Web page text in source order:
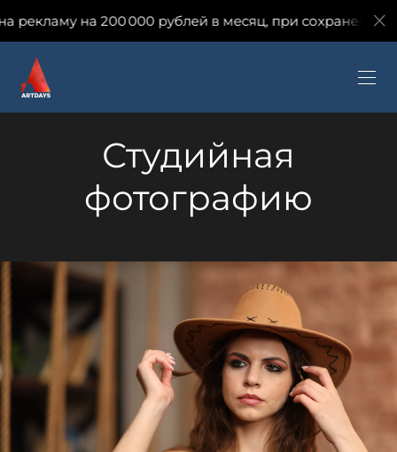
рублей в месяц, при сохранении количества
Студийная
фотографию